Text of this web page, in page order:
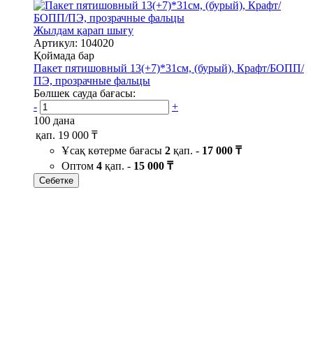
Жылдам қарап шығу
Артикул: 104020
Қоймада бар
Пакет пятишовный 13(+7)*31см, (бурый), Крафт/БОПП/
ПЭ, прозрачные фальцы
Бөлшек сауда бағасы:
-
+
100 дана
қап. 19 000 ₸
Ұсақ көтерме бағасы 2 қап. - 17 000 ₸
Оптом 4 қап. - 15 000 ₸
Себетке